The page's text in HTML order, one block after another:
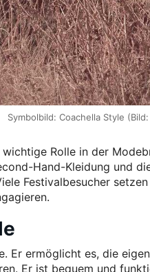
Symbolbild: Coachella Style
Rolle in der
Hand-Kleidung und
Festivalbesucher
Er ermöglicht es, die
Er ist bequem und